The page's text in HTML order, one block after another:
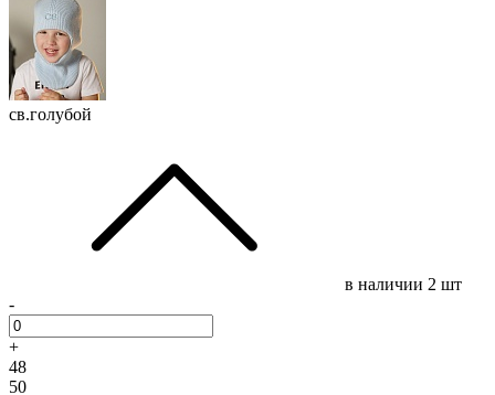
св.голубой
в наличии 2 шт
-
+
48
50